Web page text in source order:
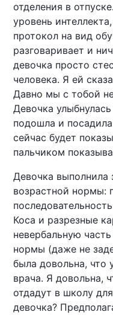
отделения в
уровень
протокол на вид
разговаривает и
девочка просто
человека. Я ей
Давно мы с тобой
Девочка
подошла и
сейчас будет
пальчиком
Девочка выполнила
возрастной нормы:
Коса и разрезные
невербальную
нормы (даже не
была довольна, что
врача. Я довольна,
отдадут в школу
девочка?